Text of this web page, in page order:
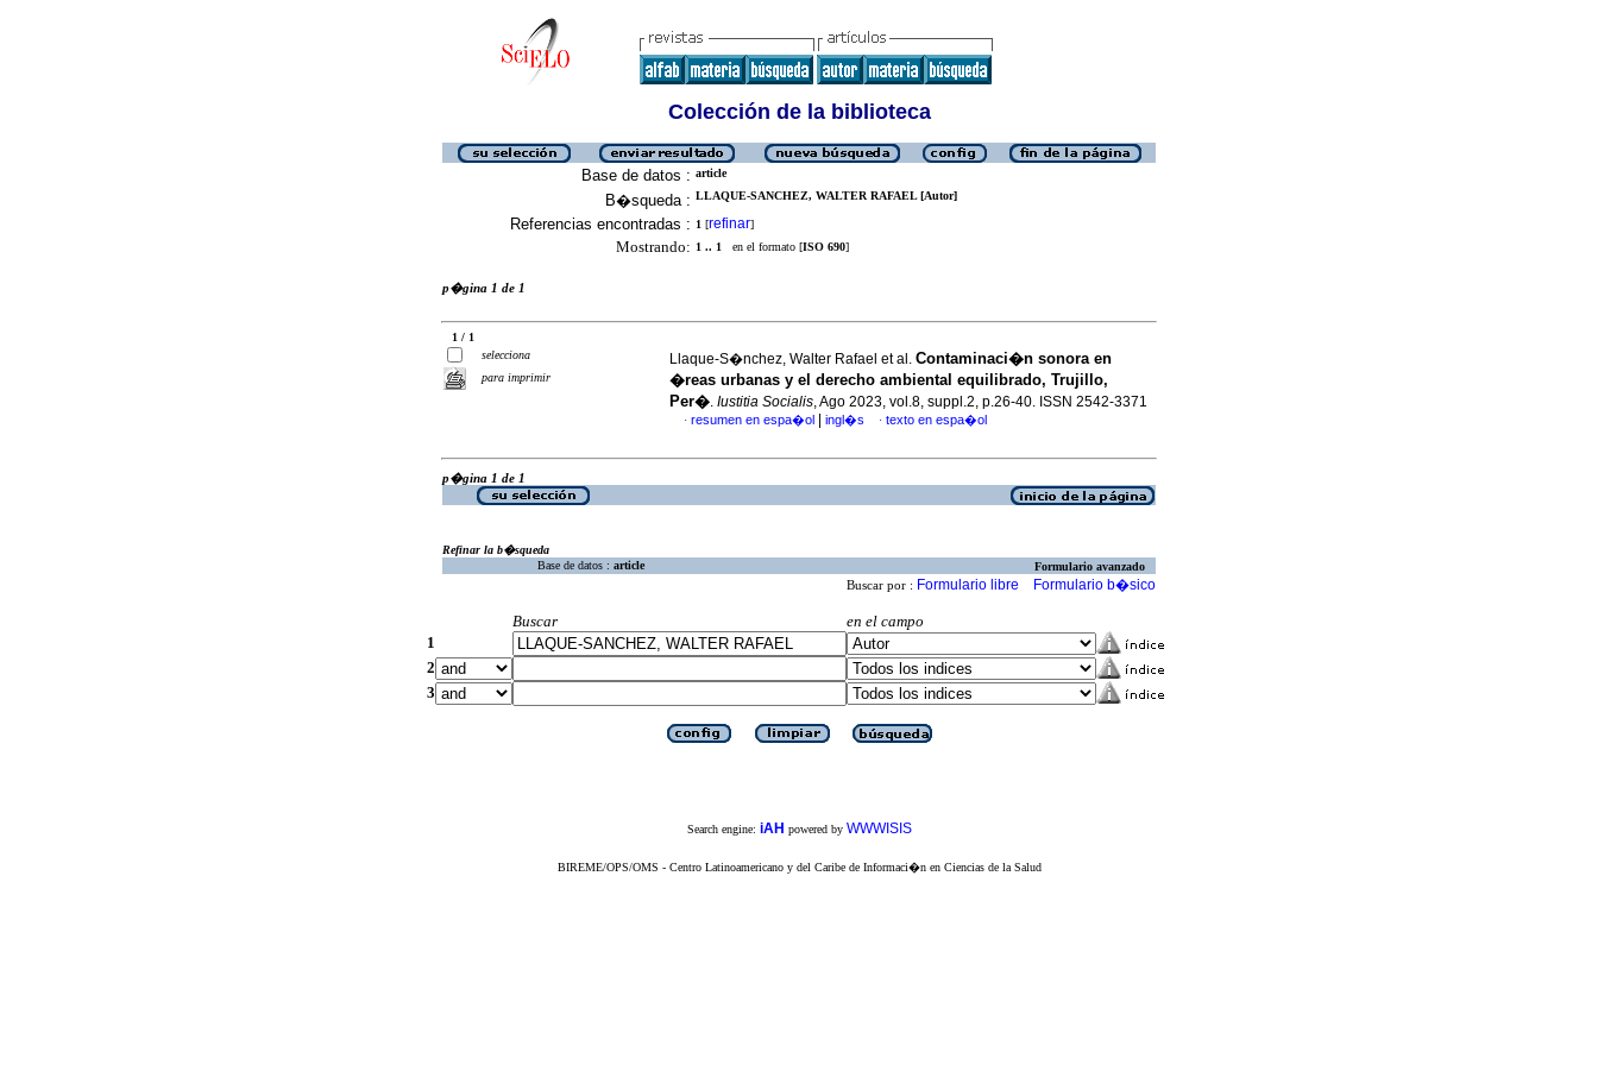
Colección de la biblioteca
Base de datos : article
B�squeda : LLAQUE-SANCHEZ, WALTER RAFAEL [Autor]
Referencias encontradas : 1 [refinar]
Mostrando: 1 .. 1 en el formato [ISO 690]
p�gina 1 de 1
1 / 1
selecciona
para imprimir
Llaque-S�nchez, Walter Rafael et al. Contaminaci�n sonora en
�reas urbanas y el derecho ambiental equilibrado, Trujillo,
Per�. Iustitia Socialis, Ago 2023, vol.8, suppl.2, p.26-40. ISSN 2542-3371
· resumen en espa�ol ingl�s · texto en espa�ol
p�gina 1 de 1
Refinar la b�squeda
Base de datos : article Formulario avanzado
Buscar por : Formulario libre Formulario b�sico
Buscar
en el campo
1
2
3
Search engine: iAH powered by WWWISIS
BIREME/OPS/OMS - Centro Latinoamericano y del Caribe de Informaci�n en Ciencias de la Salud